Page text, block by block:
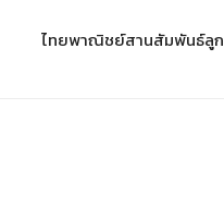
ไทยพาณิชย์สานสัมพันธ์ลูก